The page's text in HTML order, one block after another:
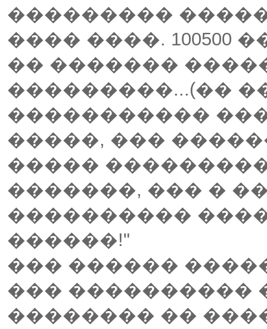
���������
���� ����.
�� �������
���������...(��
�����������
�����, ���
�����
�������, ��� �
����������
������!"
��� ������
��� ����������
�������� ��